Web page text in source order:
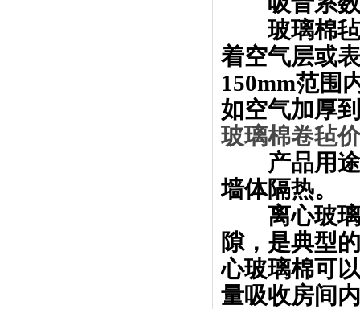
玻璃棉毡
着空气层或
150mm范围
如空气加厚
玻璃棉卷毡
产品用途:
墙体隔热。
离心玻璃
隙，是典型
心玻璃棉可
量吸收房间